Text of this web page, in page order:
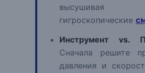
высушивая
гигроскопические
Инструмент vs.
Сначала решите
давления и